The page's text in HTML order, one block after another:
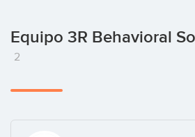
Equipo 3R Behavioral
2